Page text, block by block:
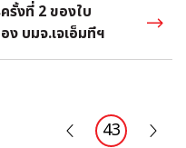
รั้งที่ 2 ของใบ
บมจ.เจเอ็มทีฯ
43